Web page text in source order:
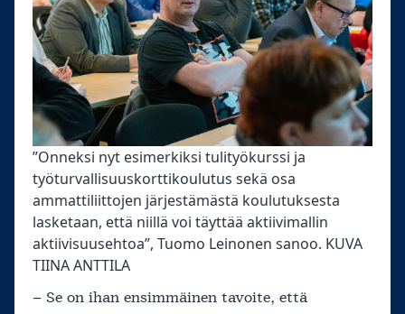
”Onneksi nyt esimerkiksi tulityökurssi ja
työturvallisuuskorttikoulutus sekä osa
ammattiliittojen järjestämästä koulutuksesta
lasketaan, että niillä voi täyttää aktiivimallin
aktiivisuusehtoa”, Tuomo Leinonen sanoo. KUVA
TIINA ANTTILA
– Se on ihan ensimmäinen tavoite, että